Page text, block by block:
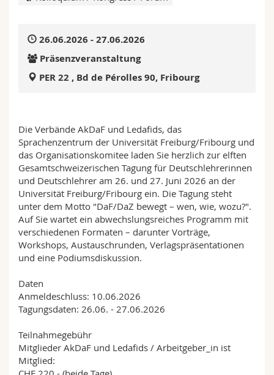
Interfakultär
Doktorierende
Vorlesungsverzeichnis
MyUnifr
26.06.2026 - 27.06.2026
Präsenzveranstaltung
PER 22 , Bd de Pérolles 90, Fribourg
Die Verbände AkDaF und Ledafids, das
Sprachenzentrum der Universität Freiburg/Fribourg und
das Organisationskomitee laden Sie herzlich zur elften
Gesamtschweizerischen Tagung für Deutschlehrerinnen
und Deutschlehrer am 26. und 27. Juni 2026 an der
Universität Freiburg/Fribourg ein. Die Tagung steht
unter dem Motto "DaF/DaZ bewegt – wen, wie, wozu?".
Auf Sie wartet ein abwechslungsreiches Programm mit
verschiedenen Formaten – darunter Vorträge,
Workshops, Austauschrunden, Verlagspräsentationen
und eine Podiumsdiskussion.
Daten
Anmeldeschluss: 10.06.2026
Tagungsdaten: 26.06. - 27.06.2026
Teilnahmegebühr
Mitglieder AkDaF und Ledafids / Arbeitgeber_in ist
Mitglied: